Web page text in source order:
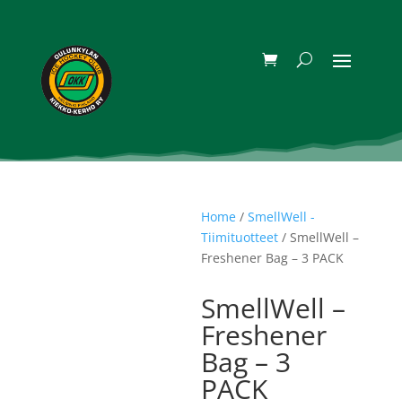
Home/ SmellWell -
Tiimituotteet/ SmellWell –
Freshener Bag – 3 PACK
SmellWell –
Freshener
Bag – 3
PACK